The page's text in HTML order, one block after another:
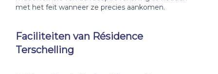
met het feit wanneer ze precies aankomen.
Faciliteiten van Résidence
Terschelling